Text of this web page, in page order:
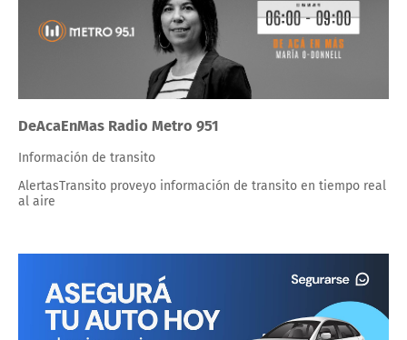
DeAcaEnMas Radio Metro 951
Información de transito
AlertasTransito proveyo información de transito en tiempo real
al aire